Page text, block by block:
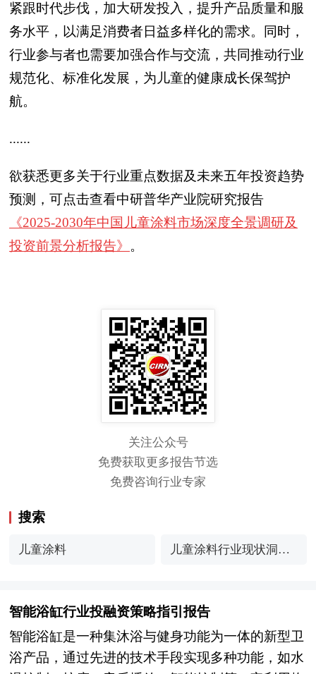
紧跟时代步伐，加大研发投入，提升产品质量和服
务水平，以满足消费者日益多样化的需求。同时，
行业参与者也需要加强合作与交流，共同推动行业
规范化、标准化发展，为儿童的健康成长保驾护
航。
......
欲获悉更多关于行业重点数据及未来五年投资趋势
预测，可点击查看中研普华产业院研究报告
《2025-2030年中国儿童涂料市场深度全景调研及
投资前景分析报告》 。
关注公众号
免费获取更多报告节选
免费咨询行业专家
搜索
儿童涂料 儿童涂料行业现状洞察
智能浴缸行业投融资策略指引报告
智能浴缸是一种集沐浴与健身功能为一体的新型卫
浴产品，通过先进的技术手段实现多种功能，如水